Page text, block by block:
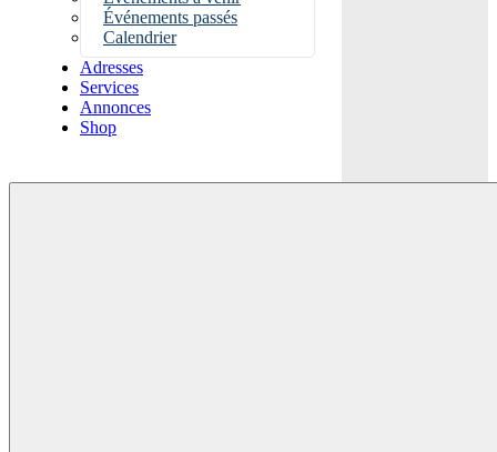
Événements passés
Calendrier
Adresses
Services
Annonces
Shop